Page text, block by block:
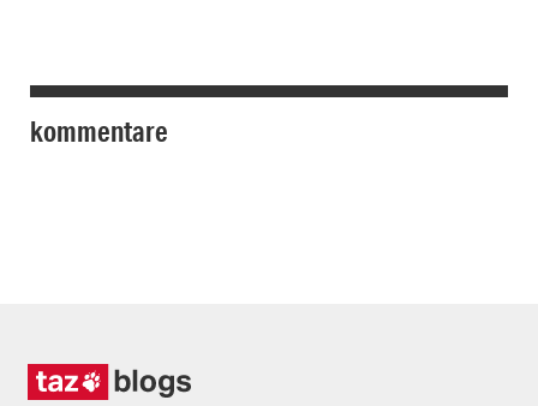
kommentare